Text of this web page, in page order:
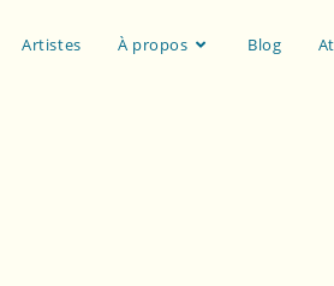
Artistes À propos Blog